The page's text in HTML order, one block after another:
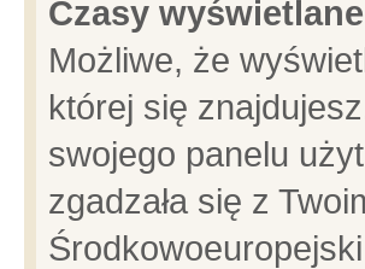
Czasy
Możliwe, że
której się
swojego panelu
zgadzała się z